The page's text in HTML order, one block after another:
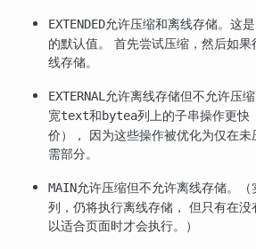
EXTENDED允许压缩和离线存储。这
的默认值。 首先尝试压缩，然后如
线存储。
EXTERNAL 允许离线存储但不允许压
宽text和bytea列上的子串操作更快
价）， 因为这些操作被优化为仅在
需部分。
MAIN允许压缩但不允许离线存储。
列，仍将执行离线存储， 但只有在
以适合页面时才会执行。）